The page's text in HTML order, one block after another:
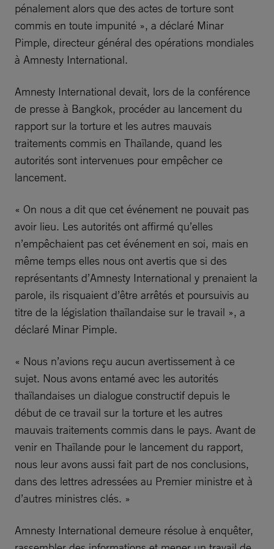
pénalement alors que des actes de torture sont
commis en toute impunité », a déclaré Minar
Pimple, directeur général des opérations mondiales
à Amnesty International.
Amnesty International devait, lors de la conférence
de presse à Bangkok, procéder au lancement du
rapport sur la torture et les autres mauvais
traitements commis en Thaïlande, quand les
autorités sont intervenues pour empêcher ce
lancement.
« On nous a dit que cet événement ne pouvait pas
avoir lieu. Les autorités ont affirmé qu’elles
n’empêchaient pas cet événement en soi, mais en
même temps elles nous ont avertis que si des
représentants d’Amnesty International y prenaient la
parole, ils risquaient d’être arrêtés et poursuivis au
titre de la législation thaïlandaise sur le travail », a
déclaré Minar Pimple.
« Nous n’avions reçu aucun avertissement à ce
sujet. Nous avons entamé avec les autorités
thaïlandaises un dialogue constructif depuis le
début de ce travail sur la torture et les autres
mauvais traitements commis dans le pays. Avant de
venir en Thaïlande pour le lancement du rapport,
nous leur avons aussi fait part de nos conclusions,
dans des lettres adressées au Premier ministre et à
d’autres ministres clés. »
Amnesty International demeure résolue à enquêter,